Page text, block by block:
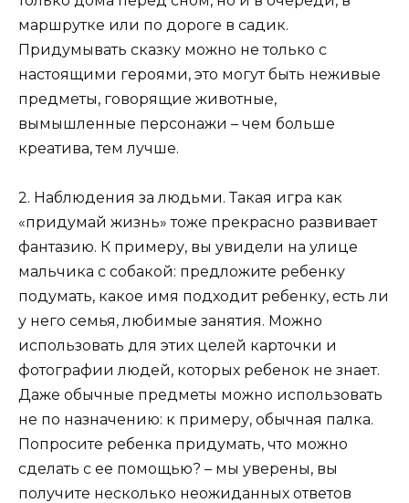
маршрутке или по дороге в садик.
Придумывать сказку можно не только с
настоящими героями, это могут быть неживые
предметы, говорящие животные,
вымышленные персонажи – чем больше
креатива, тем лучше.
2. Наблюдения за людьми. Такая игра как
«придумай жизнь» тоже прекрасно развивает
фантазию. К примеру, вы увидели на улице
мальчика с собакой: предложите ребенку
подумать, какое имя подходит ребенку, есть ли
у него семья, любимые занятия. Можно
использовать для этих целей карточки и
фотографии людей, которых ребенок не знает.
Даже обычные предметы можно использовать
не по назначению: к примеру, обычная палка.
Попросите ребенка придумать, что можно
сделать с ее помощью? – мы уверены, вы
получите несколько неожиданных ответов